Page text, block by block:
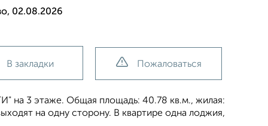
02.08.2026
В закладки Пожаловаться
на 3 этаже. Общая площадь: 40.78 кв.м., жилая:
на одну сторону. В квартире одна лоджия,